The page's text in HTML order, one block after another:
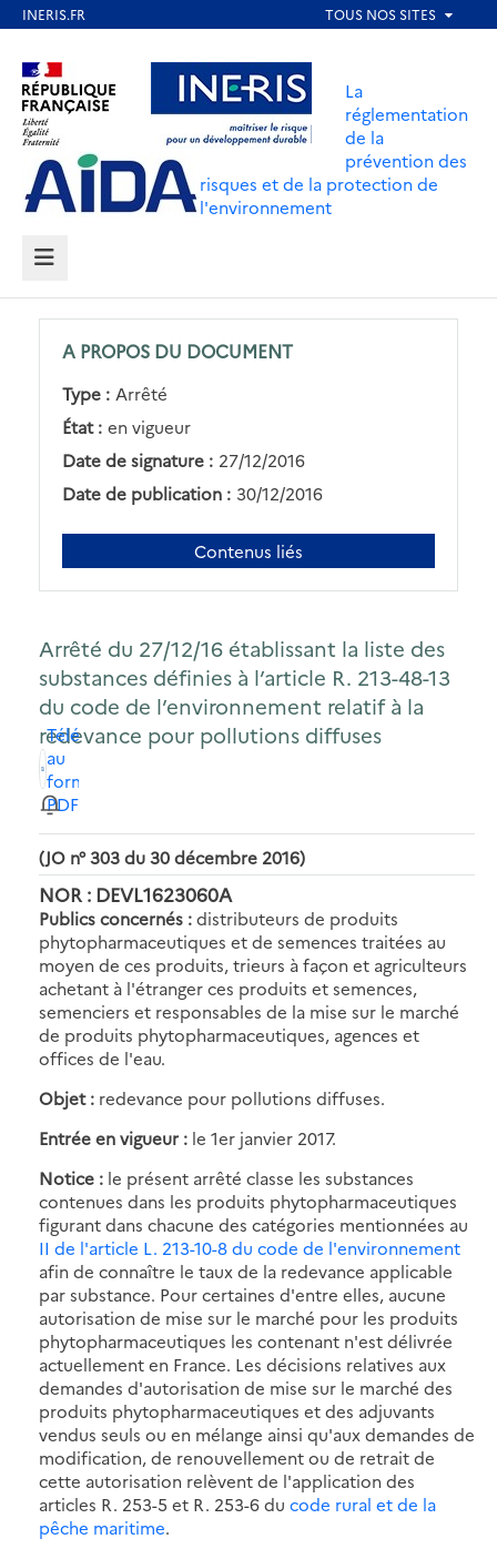
contenu
principal
Aller au contenu Aller au menu
Aller au pied de page
La
réglementation
de la
prévention des
risques et de la protection de
l'environnement
MENU
A PROPOS DU DOCUMENT
Type : Arrêté
État : en vigueur
Date de signature : 27/12/2016
Date de publication : 30/12/2016
Contenus liés
Arrêté du 27/12/16 établissant la liste des
substances définies à l’article R. 213-48-13
du code de l’environnement relatif à la
redevance pour pollutions diffuses
Télécharger
au
format
PDF
(JO n° 303 du 30 décembre 2016)
NOR : DEVL1623060A
Publics concernés :distributeurs de produits
phytopharmaceutiques et de semences traitées au
moyen de ces produits, trieurs à façon et agriculteurs
achetant à l'étranger ces produits et semences,
semenciers et responsables de la mise sur le marché
de produits phytopharmaceutiques, agences et
offices de l'eau.
Objet : redevance pour pollutions diffuses.
Entrée en vigueur : le 1er janvier 2017.
Notice : le présent arrêté classe les substances
contenues dans les produits phytopharmaceutiques
figurant dans chacune des catégories mentionnées au
II de l'article L. 213-10-8 du code de l'environnement
afin de connaître le taux de la redevance applicable
par substance. Pour certaines d'entre elles, aucune
autorisation de mise sur le marché pour les produits
phytopharmaceutiques les contenant n'est délivrée
actuellement en France. Les décisions relatives aux
demandes d'autorisation de mise sur le marché des
produits phytopharmaceutiques et des adjuvants
vendus seuls ou en mélange ainsi qu'aux demandes de
modification, de renouvellement ou de retrait de
cette autorisation relèvent de l'application des
articles R. 253-5 et R. 253-6 du code rural et de la
pêche maritime.